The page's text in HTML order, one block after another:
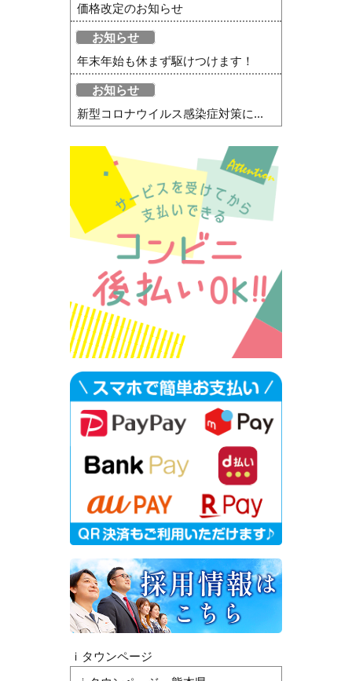
価格改定のお知らせ
お知らせ
年末年始も休まず駆けつけます！
お知らせ
新型コロナウイルス感染症対策に...
ｉタウンページ